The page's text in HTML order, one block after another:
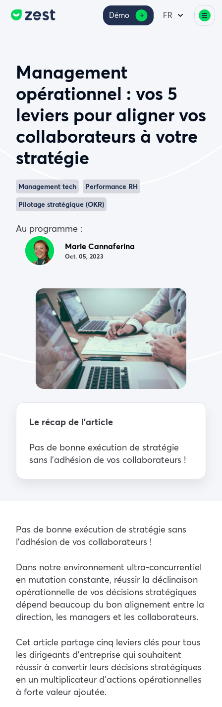
Démo FR
Management
opérationnel : vos 5
leviers pour aligner vos
collaborateurs à votre
stratégie
Management tech
Performance RH
Pilotage stratégique (OKR)
Au programme :
Marie Cannaferina
Oct. 05, 2023
Le récap de l’article
Pas de bonne exécution de stratégie
sans l’adhésion de vos collaborateurs !
Pas de bonne exécution de stratégie sans
l’adhésion de vos collaborateurs !
Dans notre environnement ultra-concurrentiel
en mutation constante, réussir la déclinaison
opérationnelle de vos décisions stratégiques
dépend beaucoup du bon alignement entre la
direction, les managers et les collaborateurs.
Cet article partage cinq leviers clés pour tous
les dirigeants d’entreprise qui souhaitent
réussir à convertir leurs décisions stratégiques
en un multiplicateur d’actions opérationnelles
à forte valeur ajoutée.